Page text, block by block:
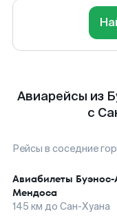
Авиарейсы из
с
Рейсы в соседние
Авиабилеты
Мендоса
145 км до Сан-Хуана